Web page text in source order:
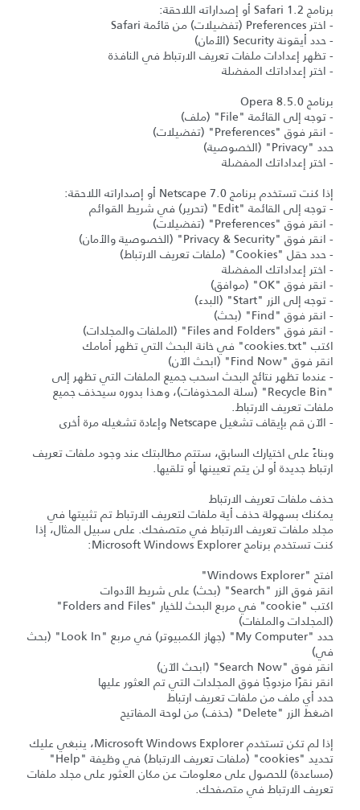
برنامج Safari 1.2 أو إصداراته اللاحقة:
- اختر Preferences (تفضيلات) من قائمة Safari
- حدد أيقونة Security (الأمان)
- تظهر إعدادات ملفات تعريف الارتباط في النافذة
- اختر إعداداتك المفضلة
برنامج Opera 8.5.0
- توجه إلى القائمة "File" (ملف)
- انقر فوق "Preferences" (تفضيلات)
حدد "Privacy" (الخصوصية)
- اختر إعداداتك المفضلة
إذا كنت تستخدم برنامج Netscape 7.0 أو إصداراته اللاحقة:
- توجه إلى القائمة "Edit" (تحرير) في شريط القوائم
- انقر فوق "Preferences" (تفضيلات)
- انقر فوق "Privacy & Security" (الخصوصية والأمان)
- حدد حقل "Cookies" (ملفات تعريف الارتباط)
- اختر إعداداتك المفضلة
- انقر فوق "OK" (موافق)
- توجه إلى الزر "Start" (البدء)
- انقر فوق "Find" (بحث)
- انقر فوق "Files and Folders" (الملفات والمجلدات)
اكتب "cookies.txt" في خانة البحث التي تظهر أمامك
انقر فوق "Find Now" (ابحث الآن)
- عندما تظهر نتائج البحث اسحب جميع الملفات التي تظهر إلى
"Recycle Bin" (سلة المحذوفات)، وهذا بدوره سيحذف جميع
ملفات تعريف الارتباط.
- الآن قم بإيقاف تشغيل Netscape وإعادة تشغيله مرة أخرى
وبناءً على اختيارك السابق، ستتم مطالبتك عند وجود ملفات تعريف
ارتباط جديدة أو لن يتم تعيينها أو تلقيها.
حذف ملفات تعريف الارتباط
يمكنك بسهولة حذف أية ملفات لتعريف الارتباط تم تثبيتها في
مجلد ملفات تعريف الارتباط في متصفحك. على سبيل المثال، إذا
كنت تستخدم برنامج Microsoft Windows Explorer:
افتح "Windows Explorer"
انقر فوق الزر "Search" (بحث) على شريط الأدوات
اكتب "cookie" في مربع البحث للخيار "Folders and Files"
(المجلدات والملفات)
حدد "My Computer" (جهاز الكمبيوتر) في مربع "Look In" (بحث
في)
انقر فوق "Search Now" (ابحث الآن)
انقر نقرًا مزدوجًا فوق المجلدات التي تم العثور عليها
حدد أي ملف من ملفات تعريف ارتباط
اضغط الزر "Delete" (حذف) من لوحة المفاتيح
إذا لم تكن تستخدم Microsoft Windows Explorer، ينبغي عليك
تحديد "cookies" (ملفات تعريف الارتباط) في وظيفة "Help"
(مساعدة) للحصول على معلومات عن مكان العثور على مجلد ملفات
تعريف الارتباط في متصفحك.